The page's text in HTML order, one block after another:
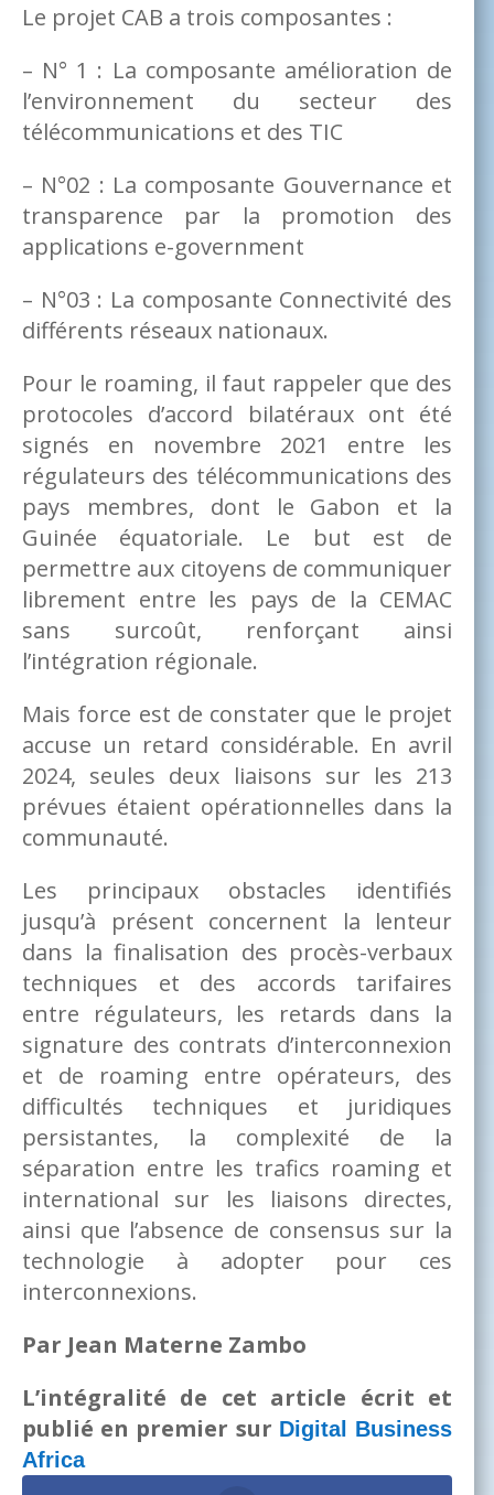
Le projet CAB a trois composantes :
– N° 1 : La composante amélioration de
l’environnement du secteur des
télécommunications et des TIC
– N°02 : La composante Gouvernance et
transparence par la promotion des
applications e-government
– N°03 : La composante Connectivité des
différents réseaux nationaux.
Pour le roaming, il faut rappeler que des
protocoles d’accord bilatéraux ont été
signés en novembre 2021 entre les
régulateurs des télécommunications des
pays membres, dont le Gabon et la
Guinée équatoriale. Le but est de
permettre aux citoyens de communiquer
librement entre les pays de la CEMAC
sans surcoût, renforçant ainsi
l’intégration régionale.
Mais force est de constater que le projet
accuse un retard considérable. En avril
2024, seules deux liaisons sur les 213
prévues étaient opérationnelles dans la
communauté.
Les principaux obstacles identifiés
jusqu’à présent concernent la lenteur
dans la finalisation des procès-verbaux
techniques et des accords tarifaires
entre régulateurs, les retards dans la
signature des contrats d’interconnexion
et de roaming entre opérateurs, des
difficultés techniques et juridiques
persistantes, la complexité de la
séparation entre les trafics roaming et
international sur les liaisons directes,
ainsi que l’absence de consensus sur la
technologie à adopter pour ces
interconnexions.
Par Jean Materne Zambo
L’intégralité de cet article écrit et
publié en premier sur Digital Business
Africa